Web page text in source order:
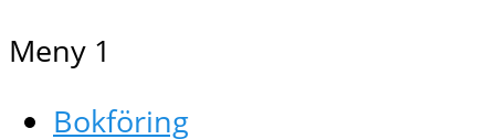
Meny 1
Bokföring